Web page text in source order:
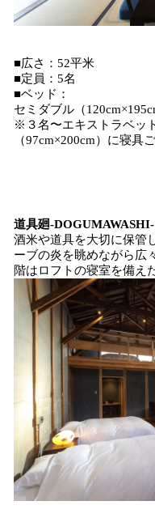
■広さ：52平米
■定員：5名
■ベッド：
セミダブル（
※３名〜エキストラベッ
（97cm×200cm）に寝具
道具廻-DOGUMAWASHI-
酒米や道具を大切に保管
ーブの炎を眺めながら広
階はロフトの寝室を備え